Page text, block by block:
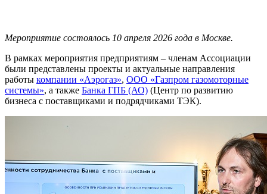
Мероприятие состоялось 10 апреля 2026 года в Москве.
В рамках мероприятия предприятиям – членам Ассоциации
были представлены проекты и актуальные направления
работы компании «Аэрогаз», ООО «Газпром газомоторные
системы», а также Банка ГПБ (АО) (Центр по развитию
бизнеса с поставщиками и подрядчиками ТЭК).